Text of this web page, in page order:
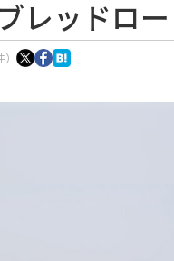
レッドロ